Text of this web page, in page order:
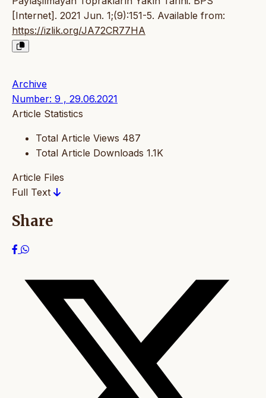
[Internet]. 2021 Jun. 1;(9):151-5. Available from:
https://izlik.org/JA72CR77HA
Archive
Number: 9 , 29.06.2021
Article Statistics
Total Article Views 487
Total Article Downloads 1.1K
Article Files
Full Text
Share